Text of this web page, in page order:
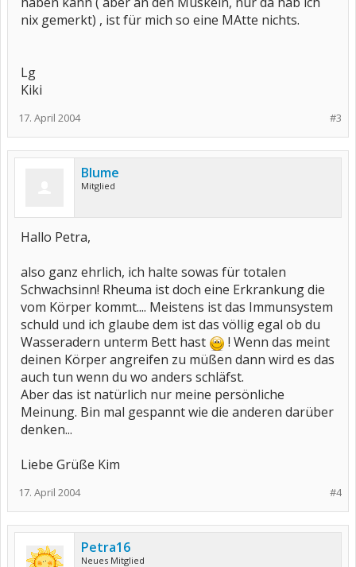
nix gemerkt) , ist für mich so eine MAtte nichts.
Lg
Kiki
#3
17. April 2004
Blume
Mitglied
Hallo Petra,
also ganz ehrlich, ich halte sowas für totalen
Schwachsinn! Rheuma ist doch eine Erkrankung die
vom Körper kommt.... Meistens ist das Immunsystem
schuld und ich glaube dem ist das völlig egal ob du
Wasseradern unterm Bett hast
! Wenn das meint
deinen Körper angreifen zu müßen dann wird es das
auch tun wenn du wo anders schläfst.
Aber das ist natürlich nur meine persönliche
Meinung. Bin mal gespannt wie die anderen darüber
denken...
Liebe Grüße Kim
#4
17. April 2004
Petra16
Neues Mitglied